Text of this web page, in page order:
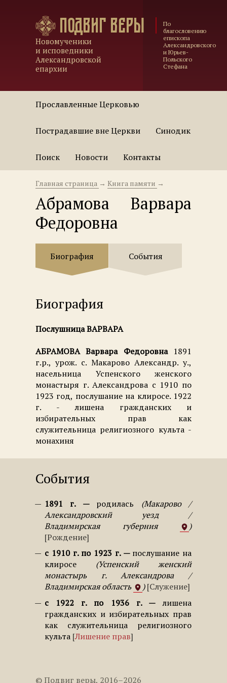
Подвиг веры
Новомученики
и исповедники
Александровской
епархии
По
благословению
епископа
Александровского
и Юрьев-
Польского
Стефана
Прославленные Церковью
Пострадавшие вне Церкви Синодик
Поиск Новости Контакты
Главная страница → Книга памяти →
Абрамова Варвара
Федоровна
Биография События
Биография
ПослушницаВАРВАРА
АБРАМОВА Варвара Федоровна 1891
г.р., урож. с. Макарово Александр. у.,
насельница Успенского женского
монастыря г. Александрова с 1910 по
1923 год, послушание на клиросе. 1922
г. - лишена гражданских и
избирательных прав как
служительница религиозного культа -
монахиня
События
1891 г. родилась
Макарово /
Александровский уезд /
Владимирская губерния
Рождение
с 1910 г. по 1923 г.
послушание на
клиросе
Успенский женский
монастырь г. Александрова /
Владимирская область
Служение
с 1922 г. по 1936 г.
лишена
гражданских и избирательных прав
как служительница религиозного
культа Лишение прав
© Подвиг веры, 2016–2026